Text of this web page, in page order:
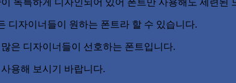
디자이너들이 원하는 폰트라 할 수 있습니다.
은 디자이너들이 선호하는 폰트입니다.
용해 보시기 바랍니다.